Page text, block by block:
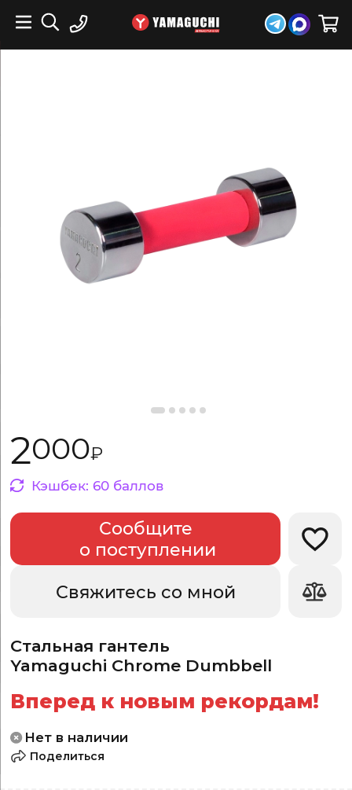
Стальная гантель
Yamaguchi Chrome Dumbbell
Вперед к новым рекордам!
Нет в наличии
Поделиться
2000₽
Кэшбек: 60 баллов
Свяжитесь со мной
Сообщите
о поступлении